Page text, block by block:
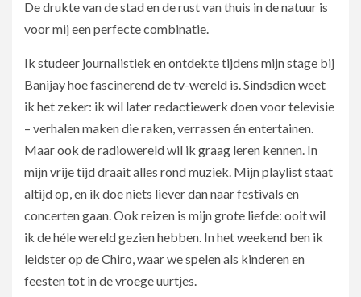
De drukte van de stad en de rust van thuis in de natuur is
voor mij een perfecte combinatie.
Ik studeer journalistiek en ontdekte tijdens mijn stage bij
Banijay hoe fascinerend de tv-wereld is. Sindsdien weet
ik het zeker: ik wil later redactiewerk doen voor televisie
– verhalen maken die raken, verrassen én entertainen.
Maar ook de radiowereld wil ik graag leren kennen. In
mijn vrije tijd draait alles rond muziek. Mijn playlist staat
altijd op, en ik doe niets liever dan naar festivals en
concerten gaan. Ook reizen is mijn grote liefde: ooit wil
ik de héle wereld gezien hebben. In het weekend ben ik
leidster op de Chiro, waar we spelen als kinderen en
feesten tot in de vroege uurtjes.